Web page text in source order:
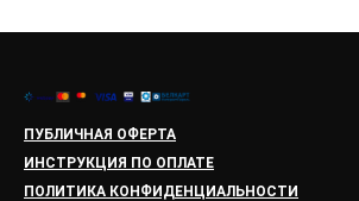
ПУБЛИЧНАЯ ОФЕРТА
ИНСТРУКЦИЯ ПО ОПЛАТЕ
ПОЛИТИКА КОНФИДЕНЦИАЛЬНОСТИ